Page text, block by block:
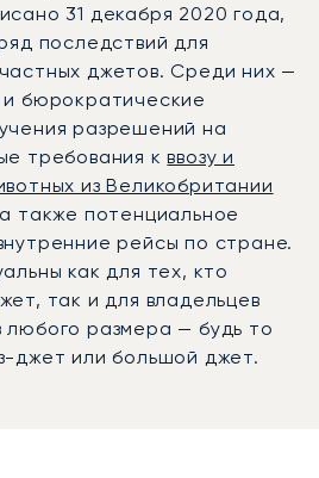
31 декабря 2020 года,
последствий для
джетов. Среди них —
бюрократические
разрешений на
требования кввозу и
из Великобритании
также потенциальное
рейсы по стране.
как для тех, кто
так и для владельцев
размера — будь то
джет или большой джет.